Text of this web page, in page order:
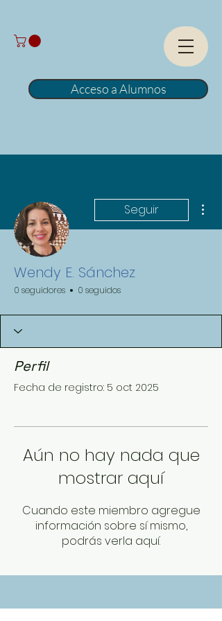
Acceso a Alumnos
Seguir
Wendy E. Sánchez
0 seguidores 0 seguidos
Perfil
Fecha de registro: 5 oct 2025
Aún no hay nada que
mostrar aquí
Cuando este miembro agregue
información sobre sí mismo,
podrás verla aquí.